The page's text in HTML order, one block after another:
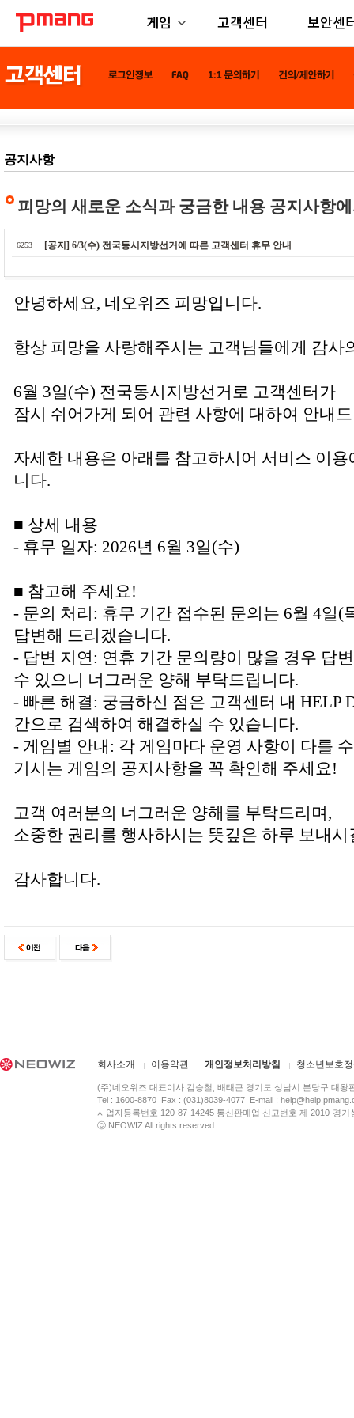
게임 고객센터 보안센
공지사항
피망의 새로운 소식과 궁금한 내용 공지사항
6253 [공지] 6/3(수) 전국동시지방선거에 따른 고객센터 휴무 안내
안녕하세요, 네오위즈 피망입니다.
항상 피망을 사랑해주시는 고객님들에게 감사
6월 3일(수) 전국동시지방선거로 고객센터가
잠시 쉬어가게 되어 관련 사항에 대하여 안내
자세한 내용은 아래를 참고하시어 서비스 이
니다.
■ 상세 내용
- 휴무 일자: 2026년 6월 3일(수)
■ 참고해 주세요!
- 문의 처리: 휴무 기간 접수된 문의는 6월 4일(
답변해 드리겠습니다.
- 답변 지연: 연휴 기간 문의량이 많을 경우 답
수 있으니 너그러운 양해 부탁드립니다.
- 빠른 해결: 궁금하신 점은 고객센터 내 HELP
간으로 검색하여 해결하실 수 있습니다.
- 게임별 안내: 각 게임마다 운영 사항이 다를
기시는 게임의 공지사항을 꼭 확인해 주세요!
고객 여러분의 너그러운 양해를 부탁드리며,
소중한 권리를 행사하시는 뜻깊은 하루 보내시
감사합니다.
회사소개 이용약관 개인정보처리방침 청소년보호
(주)네오위즈 대표이사 김승철, 배태근 경기도 성남시 분당구 대왕
Tel : 1600-8870 Fax : (031)8039-4077 E-mail :
사업자등록번호 120-87-14245 통신판매업 신고번호 제 2010-경
ⓒ NEOWIZ All rights reserved.